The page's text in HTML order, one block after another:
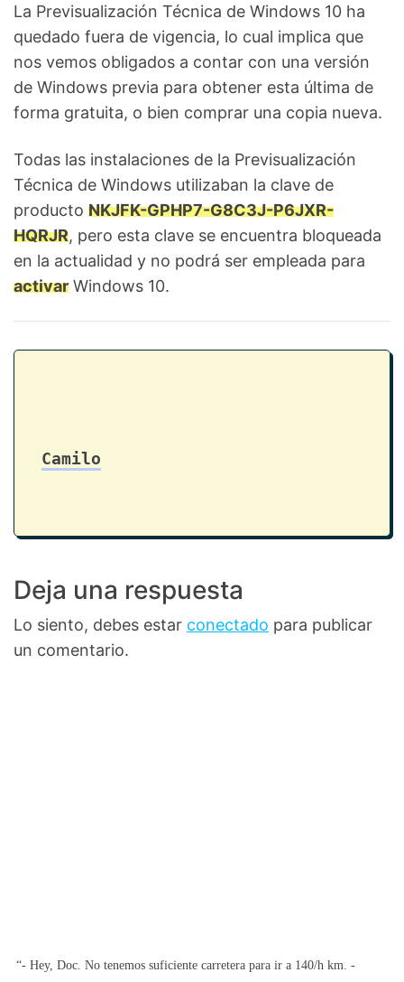
La Previsualización Técnica de Windows 10 ha
quedado fuera de vigencia, lo cual implica que
nos vemos obligados a contar con una versión
de Windows previa para obtener esta última de
forma gratuita, o bien comprar una copia nueva.
Todas las instalaciones de la Previsualización
Técnica de Windows utilizaban la clave de
producto NKJFK-GPHP7-G8C3J-P6JXR-
HQRJR, pero esta clave se encuentra bloqueada
en la actualidad y no podrá ser empleada para
activar Windows 10.
Camilo
Deja una respuesta
Lo siento, debes estar conectado para publicar
un comentario.
“- Hey, Doc. No tenemos suficiente carretera para ir a 140/h km. -